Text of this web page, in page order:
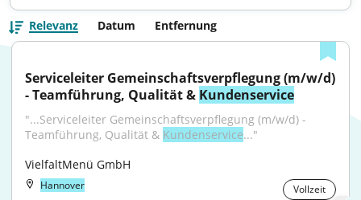
Relevanz Datum Entfernung
Serviceleiter Gemeinschaftsverpflegung (m/w/d)
- Teamführung, Qualität & Kundenservice
"...Serviceleiter Gemeinschaftsverpflegung (m/w/d) -
Teamführung, Qualität & Kundenservice..."
VielfaltMenü GmbH
Hannover Vollzeit